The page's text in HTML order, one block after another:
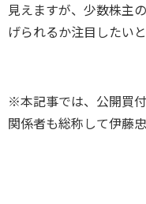
見えますが、少数株主
げられるか注目したいと
※本記事では、公開買
関係者も総称して伊藤